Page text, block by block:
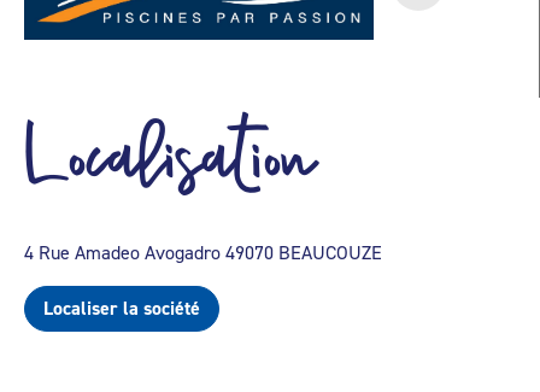
Localisation
4 Rue Amadeo Avogadro 49070 BEAUCOUZE
Localiser la société